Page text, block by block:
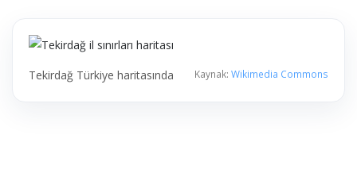
Tekirdağ Türkiye haritasında Kaynak: Wikimedia Commons